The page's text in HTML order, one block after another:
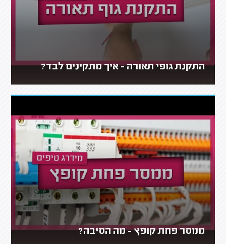
התקנת גופי תאורה - איך מתקינים לבד?
ממסר פחת קופץ - מה הסיבה?